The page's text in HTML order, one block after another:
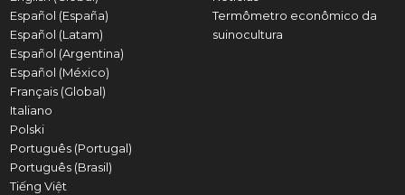
Español (España)
Español (Latam)
Español (Argentina)
Español (México)
Français (Global)
Italiano
Polski
Português (Portugal)
Português (Brasil)
Tiếng Việt
Termômetro econômico da
suinocultura